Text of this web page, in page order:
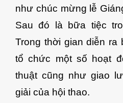
như chúc mừng lễ
Sau đó là bữa tiệc
Trong thời gian diễn ra
tổ chức một số hoạt
thuật cũng như giao
giải của hội thao.